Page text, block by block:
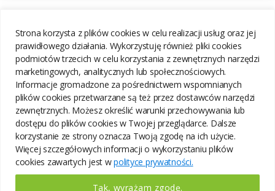
Strona korzysta z plików cookies w celu realizacji usług oraz jej
prawidłowego działania. Wykorzystuję również pliki cookies
podmiotów trzecich w celu korzystania z zewnętrznych narzędzi
marketingowych, analitycznych lub społecznościowych.
Informacje gromadzone za pośrednictwem wspomnianych
plików cookies przetwarzane są też przez dostawców narzędzi
zewnętrznych. Możesz określić warunki przechowywania lub
dostępu do plików cookies w Twojej przeglądarce. Dalsze
korzystanie ze strony oznacza Twoją zgodę na ich użycie.
Więcej szczegółowych informacji o wykorzystaniu plików
cookies zawartych jest wpolityce prywatności.
Tak, wyrażam zgodę.